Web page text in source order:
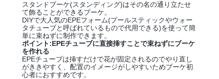
スタンドブーケ(スタンディング)はその名の通り立たせ
て飾ることができるブーケ。
DIYで大人気のEPEフォーム(プールスティックやウォー
タチューブと呼ばれているもので代用できる)を使って簡
単に束ねずに制作できます。
ポイント:EPEチューブに直接挿すことで束ねずにブーケ
を作れる
EPEチューブは挿すだけで花が固定されるのでやり直し
がききやすく、配置のイメージがしやすいためブーケ初
心者におすすめです。